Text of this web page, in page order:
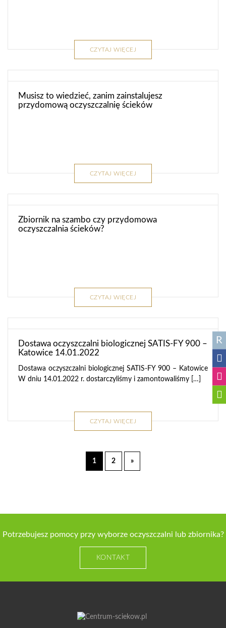
R
CZYTAJ WIĘCEJ
Musisz to wiedzieć, zanim zainstalujesz
przydomową oczyszczalnię ścieków
CZYTAJ WIĘCEJ
Zbiornik na szambo czy przydomowa
oczyszczalnia ścieków?
CZYTAJ WIĘCEJ
Dostawa oczyszczalni biologicznej SATIS-FY 900 –
Katowice 14.01.2022
Dostawa oczyszczalni biologicznej SATIS-FY 900 – Katowice
W dniu 14.01.2022 r. dostarczyliśmy i zamontowaliśmy […]
CZYTAJ WIĘCEJ
1 2 »
Potrzebujesz pomocy przy wyborze oczyszczalni lub zbiornika?
KONTAKT